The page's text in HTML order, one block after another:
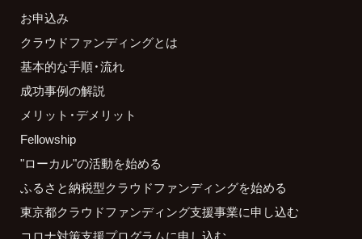
お申込み
クラウドファンディングとは
基本的な手順・流れ
成功事例の解説
メリット・デメリット
Fellowship
"ローカル"の活動を始める
ふるさと納税型クラウドファンディングを始める
東京都クラウドファンディング支援事業に申し込む
コロナ対策支援プログラムに申し込む